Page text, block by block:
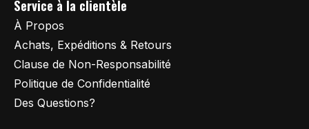
Service à la clientèle
À Propos
Achats, Expéditions & Retours
Clause de Non-Responsabilité
Politique de Confidentialité
Des Questions?